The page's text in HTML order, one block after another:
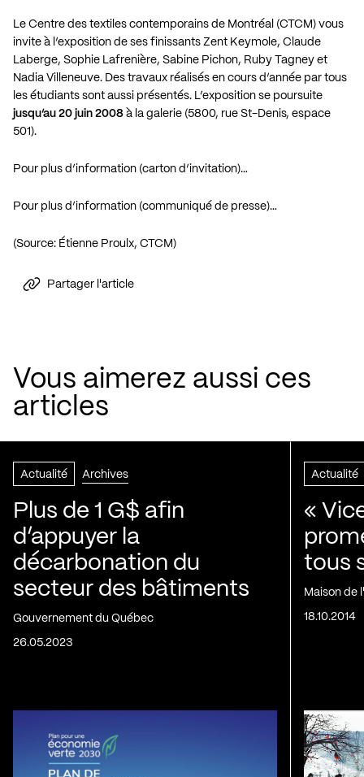
Le Centre des textiles contemporains de Montréal (CTCM) vous
invite à l’exposition de ses finissants Zent Keymole, Claude
Laberge, Sophie Lafrenière, Sabine Pichon, Ruby Tagney et
Nadia Villeneuve. Des travaux réalisés en cours d’année par tous
les étudiants sont aussi présentés. L’exposition se poursuite
jusqu’au 20 juin 2008 à la galerie (5800, rue St-Denis, espace
501).
Pour plus d’information (carton d’invitation)…
Pour plus d’information (communiqué de presse)…
(Source: Étienne Proulx, CTCM)
Partager l'article
Vous aimerez aussi ces
articles
Actualité Archives
Plus de 1 G$ afin
d’appuyer la
décarbonation du
secteur des bâtiments
Gouvernement du Québec
26.05.2023
Actualité
«
tous
Maison de
18.10.2014